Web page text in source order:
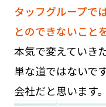
タッフグループで
とのできないこと
本気で変えていき
単な道ではないで
会社だと思います。